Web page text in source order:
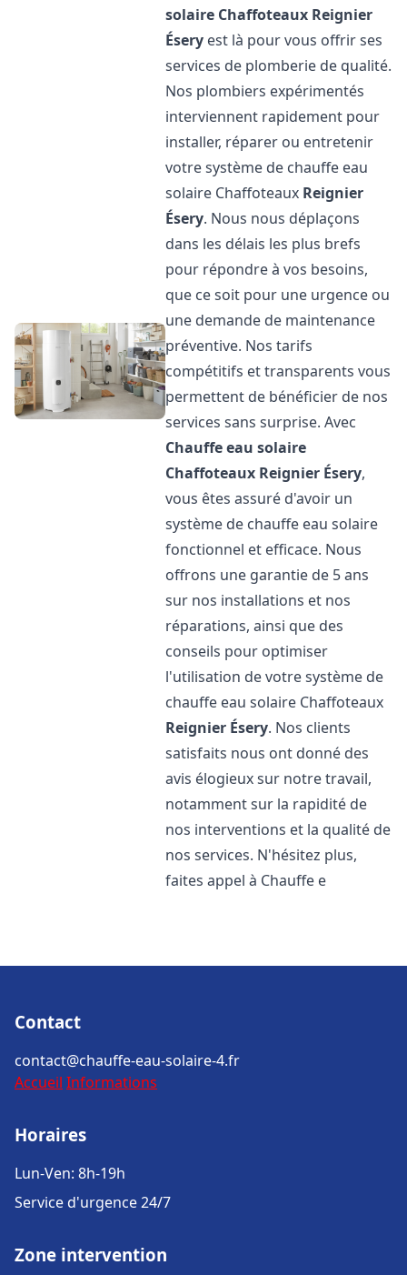
solaire Chaffoteaux Reignier
Ésery est là pour vous offrir ses
services de plomberie de qualité.
Nos plombiers expérimentés
interviennent rapidement pour
installer, réparer ou entretenir
votre système de chauffe eau
solaire Chaffoteaux Reignier
Ésery. Nous nous déplaçons
dans les délais les plus brefs
pour répondre à vos besoins,
que ce soit pour une urgence ou
une demande de maintenance
préventive. Nos tarifs
compétitifs et transparents vous
permettent de bénéficier de nos
services sans surprise. Avec
Chauffe eau solaire
Chaffoteaux Reignier Ésery,
vous êtes assuré d'avoir un
système de chauffe eau solaire
fonctionnel et efficace. Nous
offrons une garantie de 5 ans
sur nos installations et nos
réparations, ainsi que des
conseils pour optimiser
l'utilisation de votre système de
chauffe eau solaire Chaffoteaux
Reignier Ésery. Nos clients
satisfaits nous ont donné des
avis élogieux sur notre travail,
notamment sur la rapidité de
nos interventions et la qualité de
nos services. N'hésitez plus,
faites appel à Chauffe e
Contact
contact@chauffe-eau-solaire-4.fr
Accueil Informations
Horaires
Lun-Ven: 8h-19h
Service d'urgence 24/7
Zone intervention